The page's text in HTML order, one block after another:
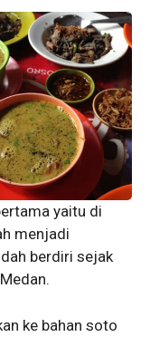
yaitu di
menjadi
berdiri sejak
ke bahan soto